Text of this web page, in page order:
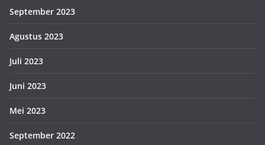
September 2023
Agustus 2023
Juli 2023
Juni 2023
Mei 2023
September 2022